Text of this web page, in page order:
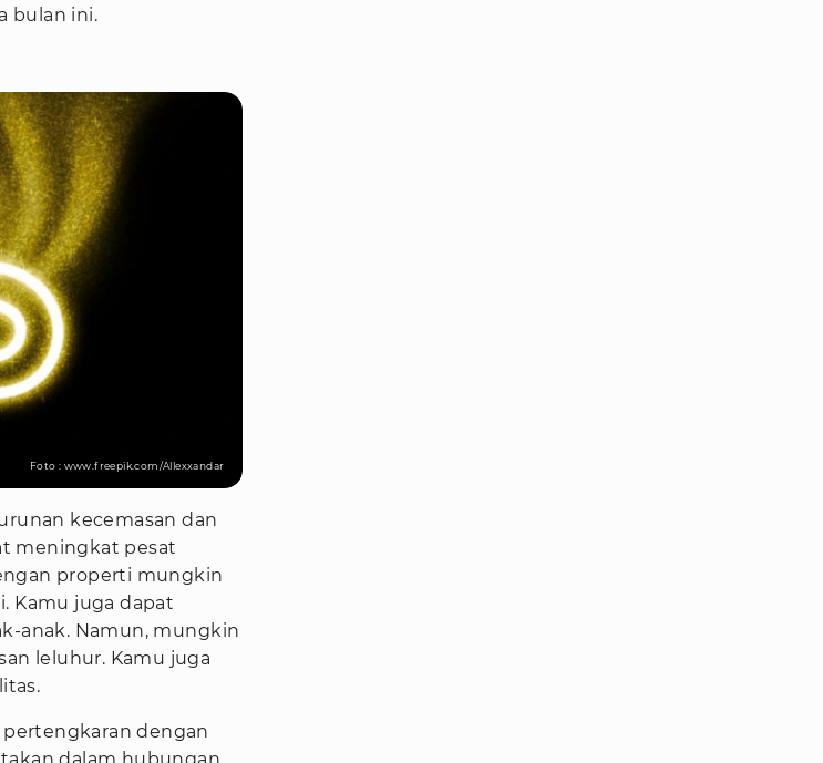
bulan ini.
Foto : www.freepik.com/Allexxandar
kecemasan dan
meningkat pesat
properti mungkin
Kamu juga dapat
anak. Namun, mungkin
leluhur. Kamu juga
dengan
dalam hubungan